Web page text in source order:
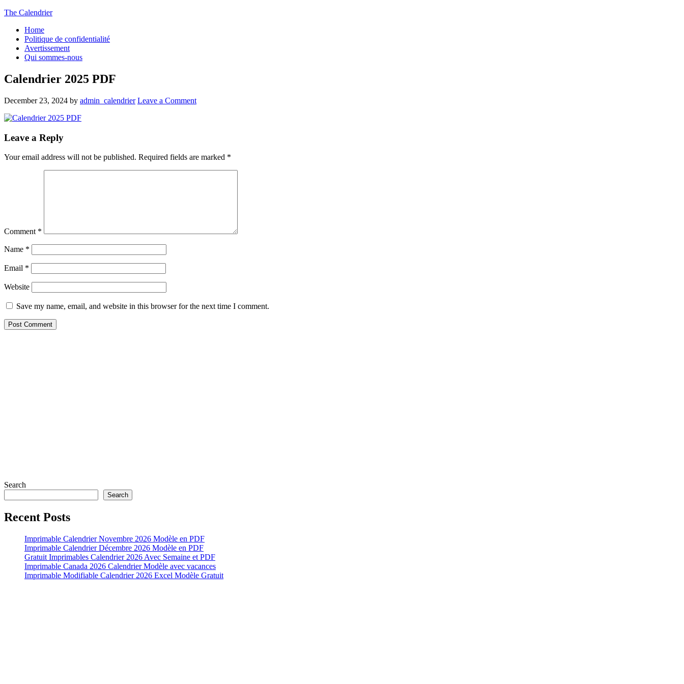
The Calendrier
Home
Politique de confidentialité
Avertissement
Qui sommes-nous
Calendrier 2025 PDF
December 23, 2024 by admin_calendrier Leave a Comment
Leave a Reply
Your email address will not be published. Required fields are marked *
Comment *
Name *
Email *
Website
Save my name, email, and website in this browser for the next time I comment.
Search
Search
Recent Posts
Imprimable Calendrier Novembre 2026 Modèle en PDF
Imprimable Calendrier Décembre 2026 Modèle en PDF
Gratuit Imprimables Calendrier 2026 Avec Semaine et PDF
Imprimable Canada 2026 Calendrier Modèle avec vacances
Imprimable Modifiable Calendrier 2026 Excel Modèle Gratuit